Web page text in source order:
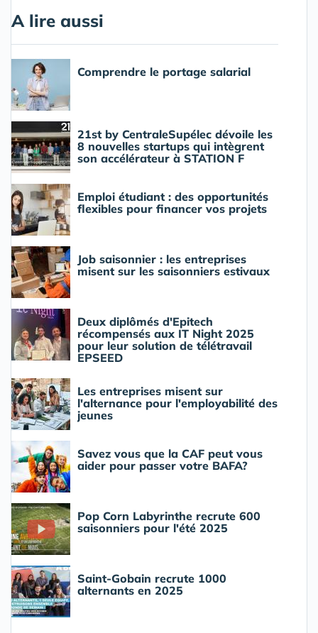
A lire aussi
Comprendre le portage salarial
21st by CentraleSupélec dévoile les
8 nouvelles startups qui intègrent
son accélérateur à STATION F
Emploi étudiant : des opportunités
flexibles pour financer vos projets
Job saisonnier : les entreprises
misent sur les saisonniers estivaux
Deux diplômés d'Epitech
récompensés aux IT Night 2025
pour leur solution de télétravail
EPSEED
Les entreprises misent sur
l'alternance pour l'employabilité des
jeunes
Savez vous que la CAF peut vous
aider pour passer votre BAFA?
Pop Corn Labyrinthe recrute 600
saisonniers pour l'été 2025
Saint-Gobain recrute 1000
alternants en 2025